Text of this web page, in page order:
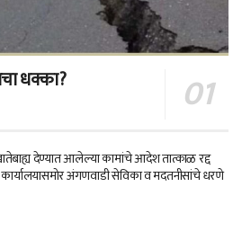
धक्का?
देण्यात आलेल्या कामांचे आदेश तात्काळ रद्द
अंगणवाडी सेविका व मदतनीसांचे धरणे